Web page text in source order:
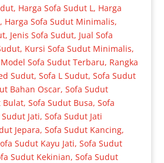
, Harga Sofa Sudut L, Harga
, Harga Sofa Sudut Minimalis,
, Jenis Sofa Sudut, Jual Sofa
, Kursi Sofa Sudut Minimalis,
Model Sofa Sudut Terbaru, Rangka
Sudut, Sofa L Sudut, Sofa Sudut
Bahan Oscar, Sofa Sudut
Bulat, Sofa Sudut Busa, Sofa
Jati, Sofa Sudut Jati
Jepara, Sofa Sudut Kancing,
Sudut Kayu Jati, Sofa Sudut
Sudut Kekinian, Sofa Sudut